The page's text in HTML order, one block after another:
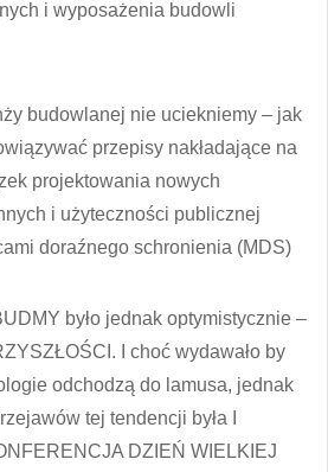
i wyposażenia budowli
budowlanej nie uciekniemy – jak
przepisy nakładające na
projektowania nowych
i użyteczności publicznej
doraźnego schronienia (MDS)
było jednak optymistycznie –
I choć wydawało by
odchodzą do lamusa, jednak
tej tendencji była I
DZIEŃ WIELKIEJ